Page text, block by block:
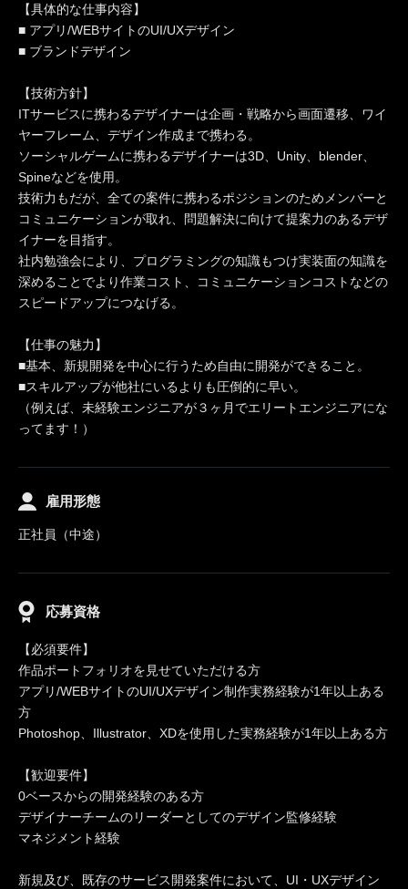
【具体的な仕事内容】
■ アプリ/WEBサイトのUI/UXデザイン
■ ブランドデザイン
【技術方針】
ITサービスに携わるデザイナーは企画・戦略から画面遷移、ワイ
ヤーフレーム、デザイン作成まで携わる。
ソーシャルゲームに携わるデザイナーは3D、Unity、blender、
Spineなどを使用。
技術力もだが、全ての案件に携わるポジションのためメンバーと
コミュニケーションが取れ、問題解決に向けて提案力のあるデザ
イナーを目指す。
社内勉強会により、プログラミングの知識もつけ実装面の知識を
深めることでより作業コスト、コミュニケーションコストなどの
スピードアップにつなげる。
【仕事の魅力】
■基本、新規開発を中心に行うため自由に開発ができること。
■スキルアップが他社にいるよりも圧倒的に早い。
（例えば、未経験エンジニアが３ヶ月でエリートエンジニアにな
ってます！）
雇用形態
正社員（中途）
応募資格
【必須要件】
作品ポートフォリオを見せていただける方
アプリ/WEBサイトのUI/UXデザイン制作実務経験が1年以上ある
方
Photoshop、Illustrator、XDを使用した実務経験が1年以上ある方
【歓迎要件】
0ベースからの開発経験のある方
デザイナーチームのリーダーとしてのデザイン監修経験
マネジメント経験
新規及び、既存のサービス開発案件において、UI・UXデザイン